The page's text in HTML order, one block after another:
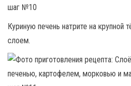
Куриную печень натрите на крупной
слоем.